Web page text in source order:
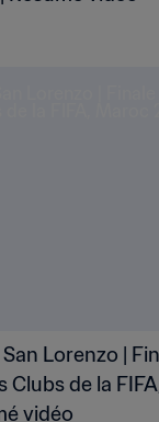
Lorenzo |
Clubs de la
vidéo